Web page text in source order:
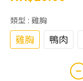
類型 : 雞胸
雞胸 鴨肉